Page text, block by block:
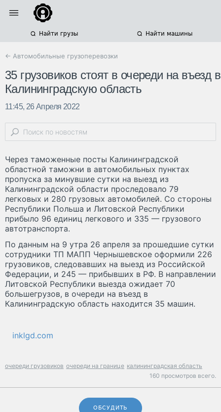
Найти грузы Найти машины
← Автомобильные грузоперевозки
35 грузовиков стоят в очереди на въезд в
Калининградскую область
11:45, 26 Апреля 2022
Через таможенные посты Калининградской
областной таможни в автомобильных пунктах
пропуска за минувшие сутки на выезд из
Калининградской области проследовало 79
легковых и 280 грузовых автомобилей. Со стороны
Республики Польша и Литовской Республики
прибыло 96 единиц легкового и 335 — грузового
автотранспорта.
По данным на 9 утра 26 апреля за прошедшие сутки
сотрудники ТП МАПП Чернышевское оформили 226
грузовиков, следовавших на выезд из Российской
Федерации, и 245 — прибывших в РФ. В направлении
Литовской Республики выезда ожидает 70
большегрузов, в очереди на въезд в
Калининградскую область находится 35 машин.
inklgd.com
очереди грузовиков очереди на границе калининградская область
160 просмотров всего.
ОБСУДИТЬ